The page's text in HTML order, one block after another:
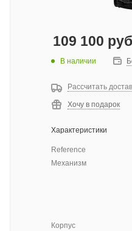
109 100
В наличии
Рассчитать
Хочу в подарок
Характеристики
Reference
Механизм
Корпус